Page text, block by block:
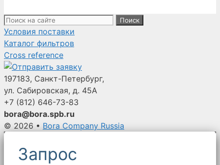
Поиск:
Условия поставки
Каталог фильтров
Cross reference
197183, Санкт-Петербург,
ул. Сабировская, д. 45А
+7 (812) 646-73-83
bora@bora.spb.ru
© 2026 • Bora Company Russia
Запрос